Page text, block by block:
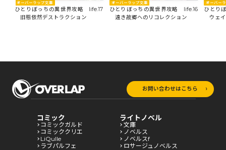
オーバーラップ文庫
ひとりぼっちの異世界攻略 life.17
旧態依然デストラクション
オーバーラップ文庫
ひとりぼっちの異世界攻略 life.16
遠き故郷へのリコレクション
オーバー
ひとり
ウェイ
お問い合わせはこちら
コミック
コミックガルド
コミッククリエ
LiQulle
ラブパルフェ
ライトノベル
文庫
ノベルス
ノベルスf
ロサージュノベルス